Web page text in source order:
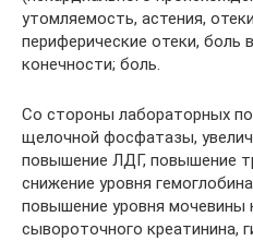
утомляемость, астения,
периферические отеки, боль
конечности; боль.
Со стороны лабораторных
щелочной фосфатазы,
повышение ЛДГ, повышение
снижение уровня
повышение уровня мочевины
сывороточного креатинина,